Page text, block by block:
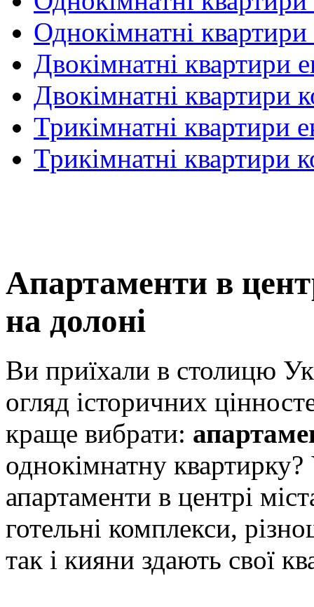
Однокімнатні
Двокімнатні квартири
Двокімнатні квартири
Трикімнатні квартири
Трикімнатні квартири
Апартаменти в
на долоні
Ви приїхали в столицю
огляд історичних
краще вибрати:
однокімнатну квартирку?
апартаменти в центрі
готельні комплекси,
так і кияни здають свої